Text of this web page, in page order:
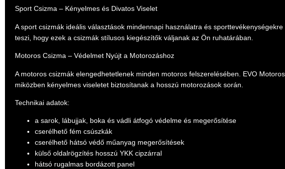
Sport Csizma – Kényelmes és Divatos Viselet
A sport csizmák ideális választások mindennapi használatra és
teszi, hogy ezek a csizmák stílusos kiegészítők váljanak az Ön ruhatárában.
Motoros Csizma – Védelmet Nyújt a Motorozáshoz
A motoros csizmák elengedhetetlenek minden motoros felszerelésében. EVO
miközben kényelmes viseletet biztosítanak a hosszú motorozások során.
Technikai adatok:
a sarok, lábujjak, boka és vádli átfogó védelme és megerősítése
cserélhető fém csúszkák
cserélhető hátsó védő műanyag megerősítések
külső oldalrögzítés hosszú YKK cipzárral
hátsó rugalmas bordázott panel